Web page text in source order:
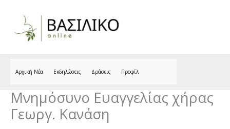
Αρχική Νέα Εκδηλώσεις Δράσεις Προφίλ
Μνημόσυνο Ευαγγελίας χήρας
Γεωργ. Κανάση